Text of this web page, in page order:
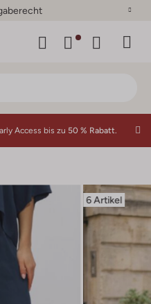
Access bis zu 50 % Rabatt.
6 Artikel